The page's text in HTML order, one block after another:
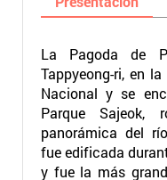
La Pagoda de
Tappyeong-ri, en
Nacional y se
Parque
panorámica del
fue edificada
y fue la más